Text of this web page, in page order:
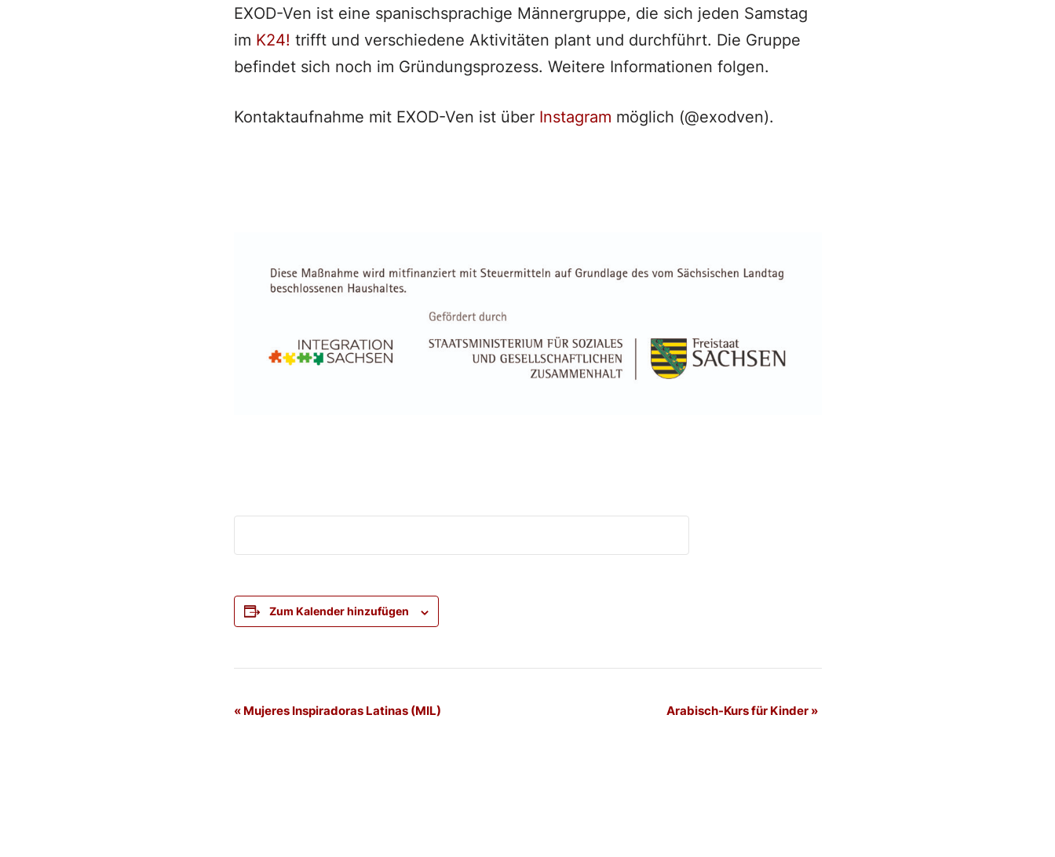
EXOD-Ven ist eine spanischsprachige Männergruppe, die sich jeden Samstag
im K24! trifft und verschiedene Aktivitäten plant und durchführt. Die Gruppe
befindet sich noch im Gründungsprozess. Weitere Informationen folgen.
Kontaktaufnahme mit EXOD-Ven ist über Instagram möglich (@exodven).
Zum Kalender hinzufügen
Veranstaltung-
«Mujeres Inspiradoras Latinas (MIL) Arabisch-Kurs für Kinder »